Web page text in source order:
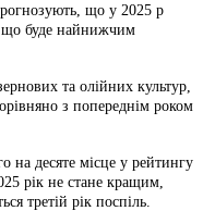
що у 2025 р
що буде найнижчим
та олійних культур,
з попереднім роком
на десяте місце у рейтингу
рік не стане кращим,
третій рік поспіль.